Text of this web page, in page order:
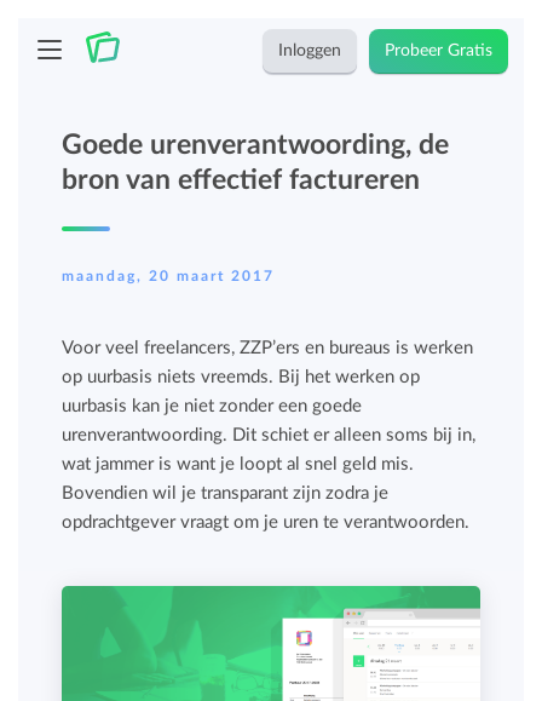
Inloggen Probeer Gratis
Goede urenverantwoording, de
bron van effectief factureren
maandag, 20 maart 2017
Voor veel freelancers, ZZP’ers en bureaus is werken
op uurbasis niets vreemds. Bij het werken op
uurbasis kan je niet zonder een goede
urenverantwoording. Dit schiet er alleen soms bij in,
wat jammer is want je loopt al snel geld mis.
Bovendien wil je transparant zijn zodra je
opdrachtgever vraagt om je uren te verantwoorden.